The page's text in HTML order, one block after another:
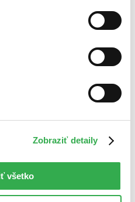
Zobraziť detaily
všetko